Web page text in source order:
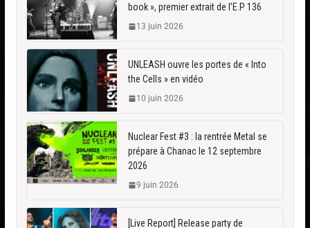
book », premier extrait de l’E.P 136
13 juin 2026
UNLEASH ouvre les portes de « Into
the Cells » en vidéo
10 juin 2026
Nuclear Fest #3 : la rentrée Metal se
prépare à Chanac le 12 septembre
2026
9 juin 2026
[Live Report] Release party de